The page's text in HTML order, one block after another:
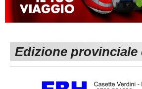
MACERATA
ECCELLENZA
1^ CATEGORIA
REGIONALI
Edizione provinciale